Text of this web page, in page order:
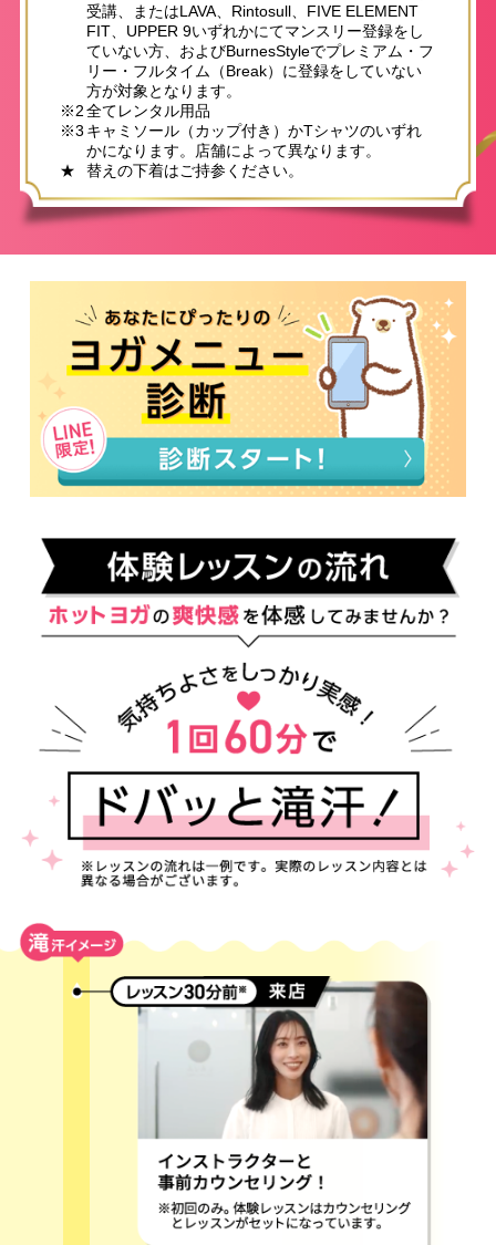
受講、またはLAVA、Rintosull、FIVE ELEMENT
FIT、UPPER 9いずれかにてマンスリー登録をし
ていない方、およびBurnesStyleでプレミアム・フ
リー・フルタイム（Break）に登録をしていない
方が対象となります。
※2全てレンタル用品
※3 キャミソール（カップ付き）かTシャツのいずれ
かになります。店舗によって異なります。
★
替えの下着はご持参ください。